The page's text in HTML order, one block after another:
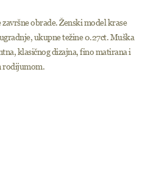
obrade. Ženski model krase
ukupne težine 0.27ct. Muška
klasičnog dizajna, fino matirana i
rodijumom.